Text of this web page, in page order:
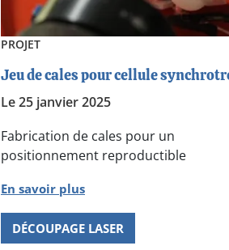
PROJET
Jeu de cales pour cellule
Le 25 janvier 2025
Fabrication de cales pour un
positionnement reproductible
En savoir plus
DÉCOUPAGE LASER